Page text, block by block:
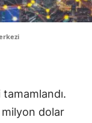
tamamlandı.
dolar